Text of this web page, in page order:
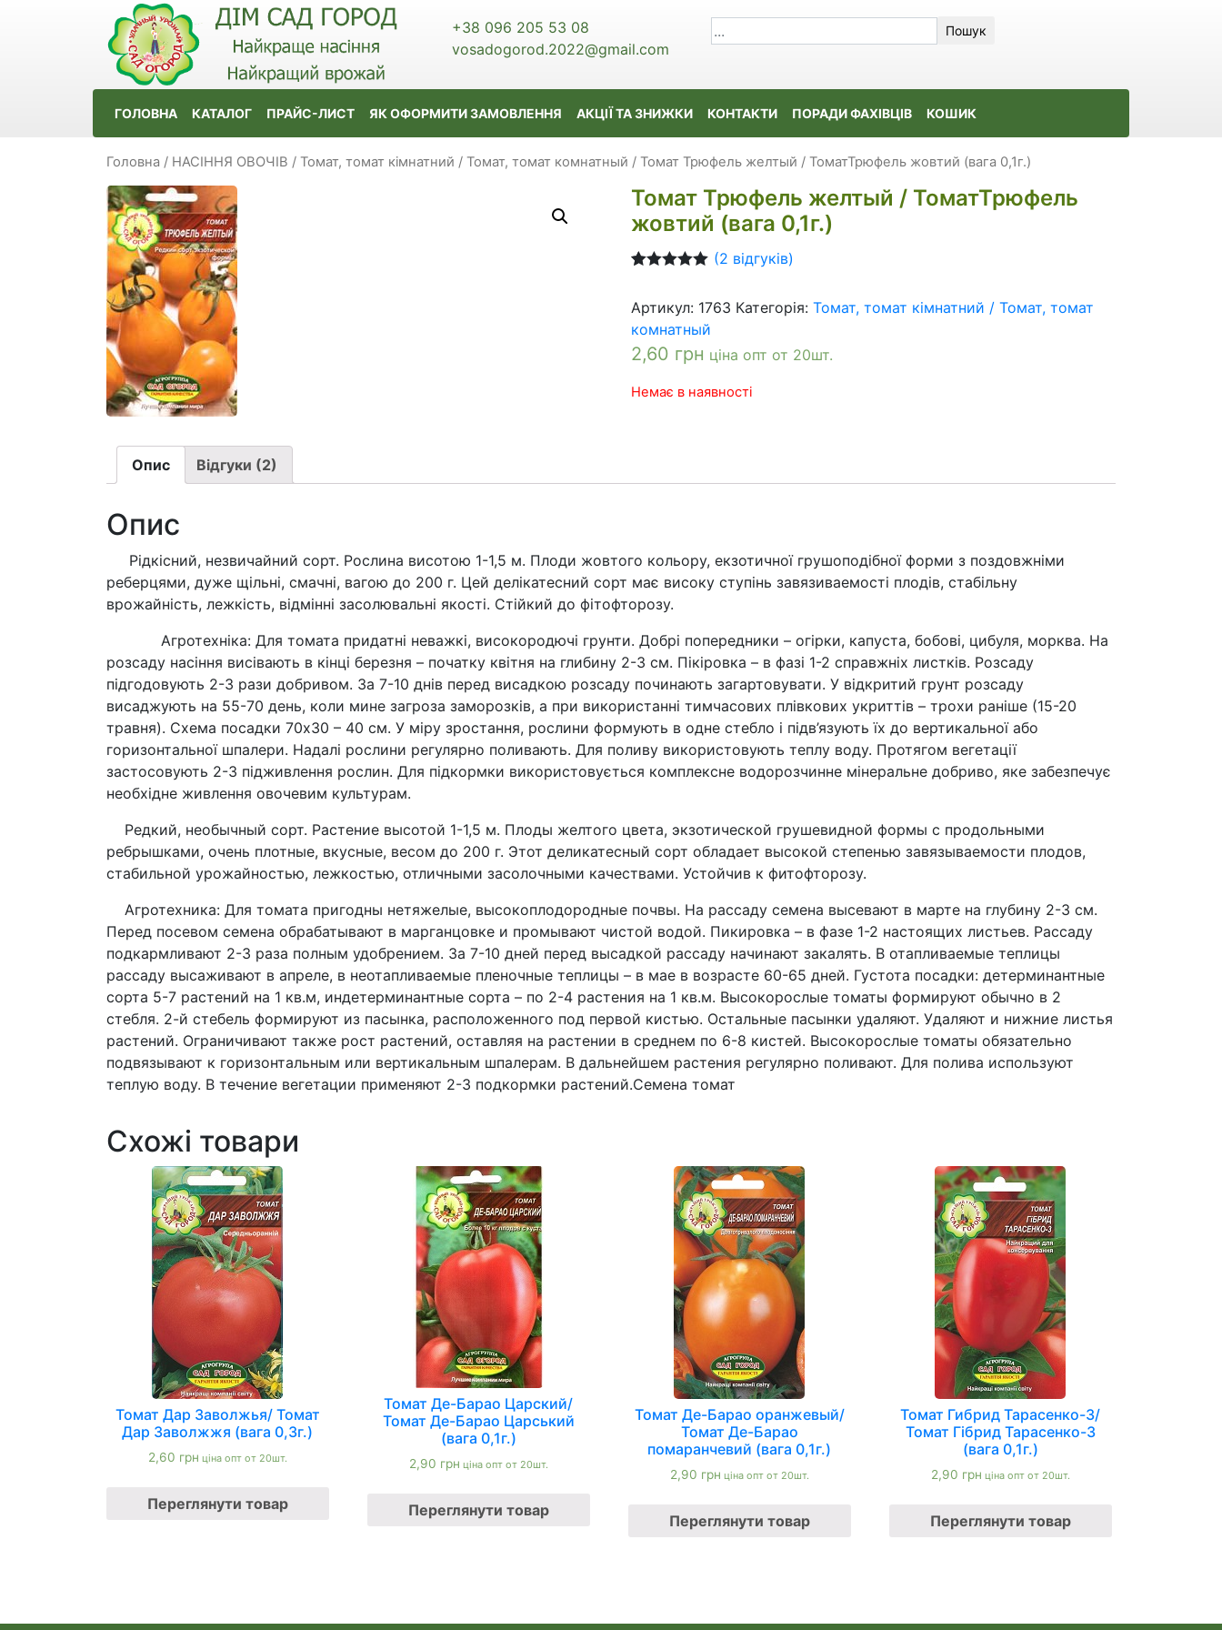
+38 096 205 53 08
vosadogorod.2022@gmail.com
Пошук
ГОЛОВНА КАТАЛОГ ПРАЙС-ЛИСТ ЯК ОФОРМИТИ ЗАМОВЛЕННЯ АКЦІЇ ТА ЗНИЖКИ КОНТАКТИ ПОРАДИ ФАХІВЦІВ КОШИК
Головна / НАСІННЯ ОВОЧІВ / Томат, томат кімнатний / Томат, томат комнатный / Томат Трюфель желтый / ТоматТрюфель жовтий (вага 0,1г.)
Томат Трюфель желтый / ТоматТрюфель
жовтий (вага 0,1г.)
основі
опитування
покупців
(2 відгуків)
Артикул: 1763 Категорія:Томат, томат кімнатний / Томат, томат
комнатный
2,60 грн ціна опт от 20шт.
Немає в наявності
Опис Відгуки (2)
Опис
Рідкісний, незвичайний сорт. Рослина висотою 1-1,5 м. Плоди жовтого кольору, екзотичної грушоподібної форми з поздовжніми
реберцями, дуже щільні, смачні, вагою до 200 г. Цей делікатесний сорт має високу ступінь завязиваемості плодів, стабільну
врожайність, лежкість, відмінні засолювальні якості. Стійкий до фітофторозу.
Агротехніка: Для томата придатні неважкі, високородючі грунти. Добрі попередники – огірки, капуста, бобові, цибуля, морква. На
розсаду насіння висівають в кінці березня – початку квітня на глибину 2-3 см. Пікіровка – в фазі 1-2 справжніх листків. Розсаду
підгодовують 2-3 рази добривом. За 7-10 днів перед висадкою розсаду починають загартовувати. У відкритий грунт розсаду
висаджують на 55-70 день, коли мине загроза заморозків, а при використанні тимчасових плівкових укриттів – трохи раніше (15-20
травня). Схема посадки 70х30 – 40 см. У міру зростання, рослини формують в одне стебло і підв’язують їх до вертикальної або
горизонтальної шпалери. Надалі рослини регулярно поливають. Для поливу використовують теплу воду. Протягом вегетації
застосовують 2-3 підживлення рослин. Для підкормки використовується комплексне водорозчинне мінеральне добриво, яке забезпечує
необхідне живлення овочевим культурам.
Редкий, необычный сорт. Растение высотой 1-1,5 м. Плоды желтого цвета, экзотической грушевидной формы с продольными
ребрышками, очень плотные, вкусные, весом до 200 г. Этот деликатесный сорт обладает высокой степенью завязываемости плодов,
стабильной урожайностью, лежкостью, отличными засолочными качествами. Устойчив к фитофторозу.
Агротехника: Для томата пригодны нетяжелые, высокоплодородные почвы. На рассаду семена высевают в марте на глубину 2-3 см.
Перед посевом семена обрабатывают в марганцовке и промывают чистой водой. Пикировка – в фазе 1-2 настоящих листьев. Рассаду
подкармливают 2-3 раза полным удобрением. За 7-10 дней перед высадкой рассаду начинают закалять. В отапливаемые теплицы
рассаду высаживают в апреле, в неотапливаемые пленочные теплицы – в мае в возрасте 60-65 дней. Густота посадки: детерминантные
сорта 5-7 растений на 1 кв.м, индетерминантные сорта – по 2-4 растения на 1 кв.м. Высокорослые томаты формируют обычно в 2
стебля. 2-й стебель формируют из пасынка, расположенного под первой кистью. Остальные пасынки удаляют. Удаляют и нижние листья
растений. Ограничивают также рост растений, оставляя на растении в среднем по 6-8 кистей. Высокорослые томаты обязательно
подвязывают к горизонтальным или вертикальным шпалерам. В дальнейшем растения регулярно поливают. Для полива используют
теплую воду. В течение вегетации применяют 2-3 подкормки растений.Семена томат
Схожі товари
Томат Дар Заволжья/ Томат
Дар Заволжжя (вага 0,3г.)
2,60 грн ціна опт от 20шт.
Переглянути товар
Томат Де-Барао Царский/
Томат Де-Барао Царський
(вага 0,1г.)
2,90 грн ціна опт от 20шт.
Переглянути товар
Томат Де-Барао оранжевый/
Томат Де-Барао
помаранчевий (вага 0,1г.)
2,90 грн ціна опт от 20шт.
Переглянути товар
Томат Гибрид Тарасенко-3/
Томат Гібрид Тарасенко-3
(вага 0,1г.)
2,90 грн ціна опт от 20шт.
Переглянути товар